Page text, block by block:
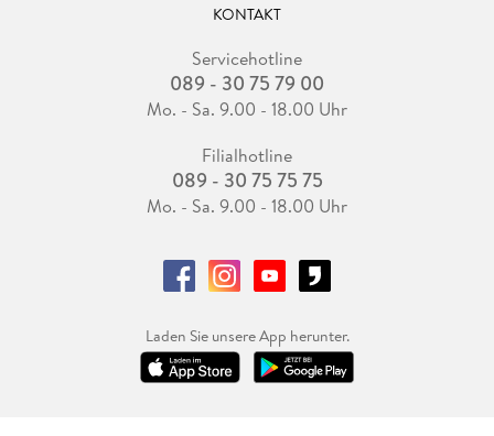
KONTAKT
Servicehotline
089 - 30 75 79 00
Mo. - Sa. 9.00 - 18.00 Uhr
Filialhotline
089 - 30 75 75 75
Mo. - Sa. 9.00 - 18.00 Uhr
Laden Sie unsere App herunter.